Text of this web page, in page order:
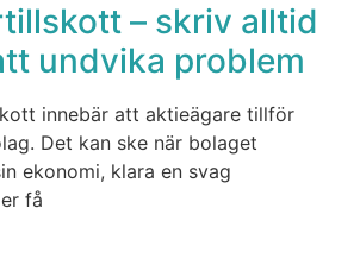
– skriv alltid
undvika problem
innebär att aktieägare tillför
Det kan ske när bolaget
ekonomi, klara en svag
få